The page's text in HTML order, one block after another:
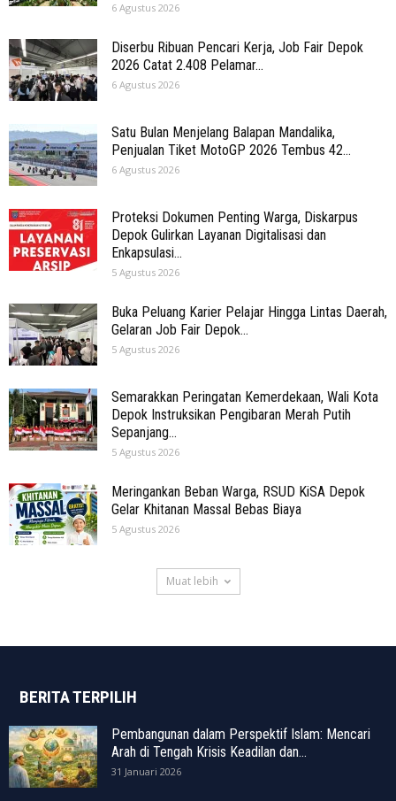
6 Agustus 2026
Diserbu Ribuan Pencari Kerja, Job Fair Depok
2026 Catat 2.408 Pelamar...
6 Agustus 2026
Satu Bulan Menjelang Balapan Mandalika,
Penjualan Tiket MotoGP 2026 Tembus 42...
6 Agustus 2026
Proteksi Dokumen Penting Warga, Diskarpus
Depok Gulirkan Layanan Digitalisasi dan
Enkapsulasi...
5 Agustus 2026
Buka Peluang Karier Pelajar Hingga Lintas Daerah,
Gelaran Job Fair Depok...
5 Agustus 2026
Semarakkan Peringatan Kemerdekaan, Wali Kota
Depok Instruksikan Pengibaran Merah Putih
Sepanjang...
5 Agustus 2026
Meringankan Beban Warga, RSUD KiSA Depok
Gelar Khitanan Massal Bebas Biaya
5 Agustus 2026
Muat lebih
BERITA TERPILIH
Pembangunan dalam Perspektif Islam: Mencari
Arah di Tengah Krisis Keadilan dan...
31 Januari 2026